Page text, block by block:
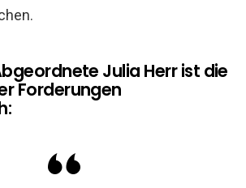
Julia Herr ist die
Forderungen